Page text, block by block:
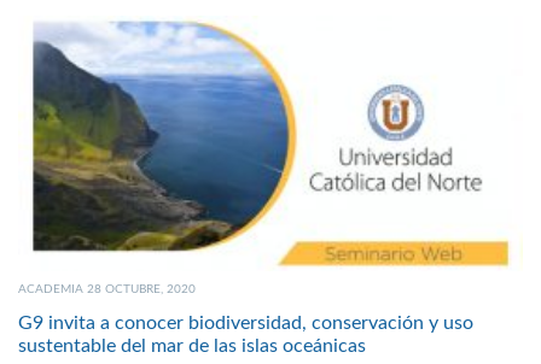
ACADEMIA 28 OCTUBRE, 2020
G9 invita a conocer biodiversidad, conservación y uso
sustentable del mar de las islas oceánicas